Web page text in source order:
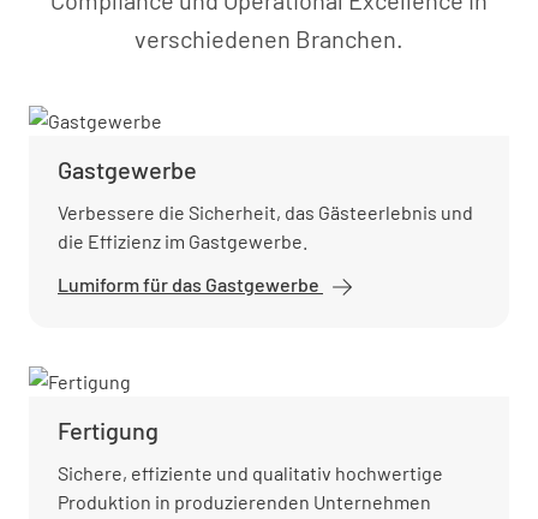
verschiedenen Branchen.
Gastgewerbe
Verbessere die Sicherheit, das Gästeerlebnis und
die Effizienz im Gastgewerbe.
Lumiform für das Gastgewerbe
Fertigung
Sichere, effiziente und qualitativ hochwertige
Produktion in produzierenden Unternehmen